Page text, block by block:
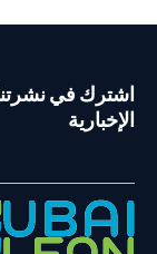
في نشرتنا